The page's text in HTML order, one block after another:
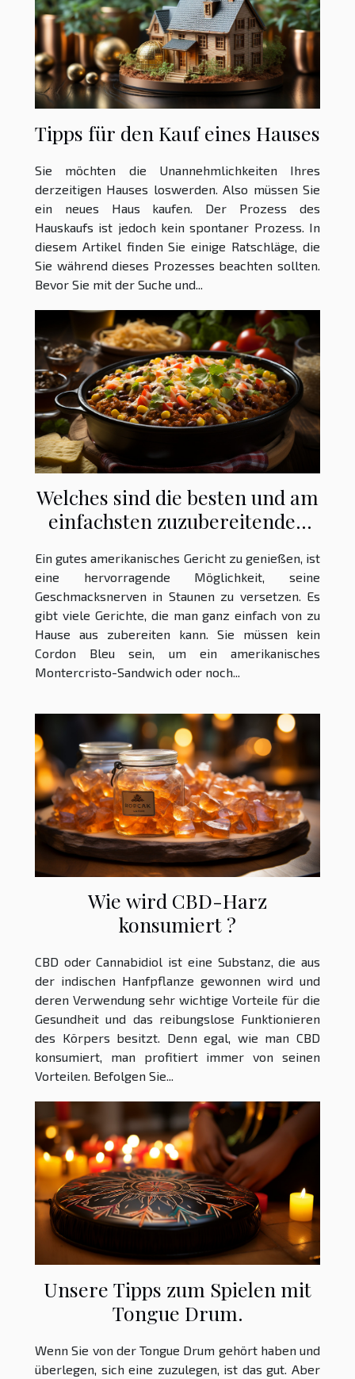
Tipps für den Kauf eines Hauses
Sie möchten die Unannehmlichkeiten Ihres
derzeitigen Hauses loswerden. Also müssen Sie
ein neues Haus kaufen. Der Prozess des
Hauskaufs ist jedoch kein spontaner Prozess. In
diesem Artikel finden Sie einige Ratschläge, die
Sie während dieses Prozesses beachten sollten.
Bevor Sie mit der Suche und...
Welches sind die besten und am
einfachsten zuzubereitenden
Ein gutes amerikanisches Gericht zu genießen, ist
eine hervorragende Möglichkeit, seine
Geschmacksnerven in Staunen zu versetzen. Es
gibt viele Gerichte, die man ganz einfach von zu
Hause aus zubereiten kann. Sie müssen kein
Cordon Bleu sein, um ein amerikanisches
Montercristo-Sandwich oder noch...
Wie wird CBD-Harz
konsumiert ?
CBD oder Cannabidiol ist eine Substanz, die aus
der indischen Hanfpflanze gewonnen wird und
deren Verwendung sehr wichtige Vorteile für die
Gesundheit und das reibungslose Funktionieren
des Körpers besitzt. Denn egal, wie man CBD
konsumiert, man profitiert immer von seinen
Vorteilen. Befolgen Sie...
Unsere Tipps zum Spielen mit
Tongue Drum.
Wenn Sie von der Tongue Drum gehört haben und
überlegen, sich eine zuzulegen, ist das gut. Aber